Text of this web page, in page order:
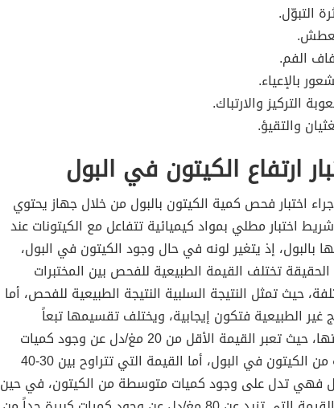
التبوّل.
الفم.
بالإعياء.
التركيز والارتباك.
والتقيؤ.
ارتفاع الكيتون في البول
اختبار فحص كمية الكيتون بالبول من خلال جهاز يحتوي
اختبار مطلي بمواد كيميائية تتفاعل مع الكيتونات عند
بالبول، إذ يتغير لونه في حال وجود الكيتون في البول،
تختلف القيمة الطبيعية للفحص بين المختبرات
حيث تمثل النتيجة السلبية النتيجة الطبيعية للفحص، أما
غير الطبيعية فتكون إيجابية، ويختلف تقسيمها تبعاً
لقيمتها، حيث تعبر القيمة الأقل من 20 مغ/دل عن وجود كميات
قليلة من الكيتون في البول، أما القيمة التي تتراوح بين 30-40
فهي تدل على وجود كميات متوسطة من الكيتون، في حين